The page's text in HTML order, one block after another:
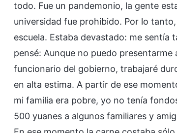
todo. Fue un pandemonio, la gente
universidad fue prohibido. Por lo
escuela. Estaba devastado: me sentía
pensé: Aunque no puedo
funcionario del gobierno, trabajaré
en alta estima. A partir de ese
mi familia era pobre, yo no tenía
500 yuanes a algunos familiares y